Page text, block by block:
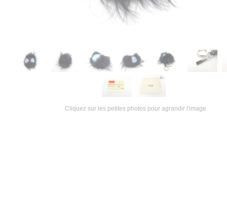
Cliquez sur les petites photos pour agrandir l'image.